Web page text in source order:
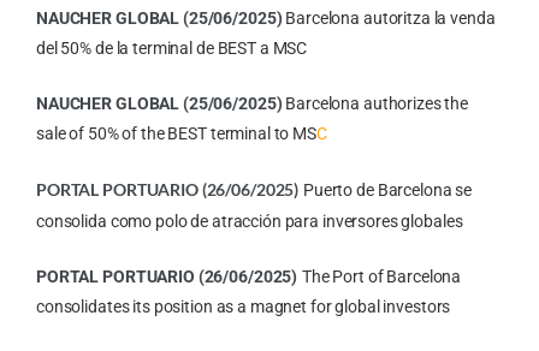
NAUCHER GLOBAL (25/06/2025) Barcelona autoritza la venda
del 50% de la terminal de BEST a MSC
NAUCHER GLOBAL (25/06/2025) Barcelona authorizes the
sale of 50% of the BEST terminal to MSC
PORTAL PORTUARIO (26/06/2025) Puerto de Barcelona se
consolida como polo de atracción para inversores globales
PORTAL PORTUARIO (26/06/2025) The Port of Barcelona
consolidates its position as a magnet for global investors